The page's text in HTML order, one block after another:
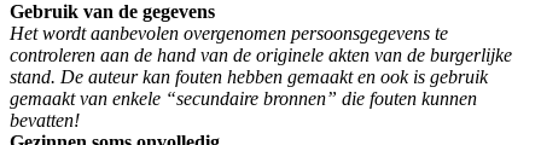
Gebruik van de gegevens
Het wordt aanbevolen overgenomen persoonsgegevens te
controleren aan de hand van de originele akten van de burgerlijke
stand. De auteur kan fouten hebben gemaakt en ook is gebruik
gemaakt van enkele “secundaire bronnen” die fouten kunnen
bevatten!